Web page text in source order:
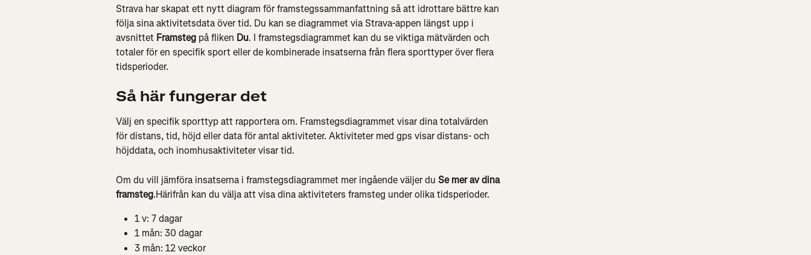
Strava har skapat ett nytt diagram för framstegssammanfattning så att idrottare bättre kan
följa sina aktivitetsdata över tid. Du kan se diagrammet via Strava-appen längst upp i
avsnittet Framsteg på fliken Du. I framstegsdiagrammet kan du se viktiga mätvärden och
totaler för en specifik sport eller de kombinerade insatserna från flera sporttyper över flera
tidsperioder.
Så här fungerar det
Välj en specifik sporttyp att rapportera om. Framstegsdiagrammet visar dina totalvärden
för distans, tid, höjd eller data för antal aktiviteter. Aktiviteter med gps visar distans- och
höjddata, och inomhusaktiviteter visar tid.
Om du vill jämföra insatserna i framstegsdiagrammet mer ingående väljer du Se mer av dina
framsteg.Härifrån kan du välja att visa dina aktiviteters framsteg under olika tidsperioder.
1 v: 7 dagar
1 mån: 30 dagar
3 mån: 12 veckor